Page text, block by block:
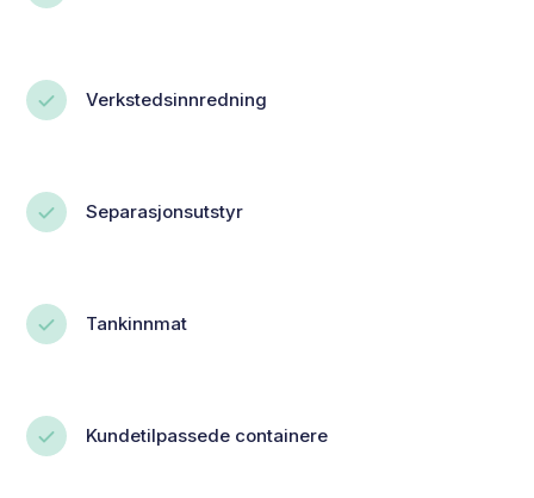
Verkstedsinnredning
Separasjonsutstyr
Tankinnmat
Kundetilpassede containere